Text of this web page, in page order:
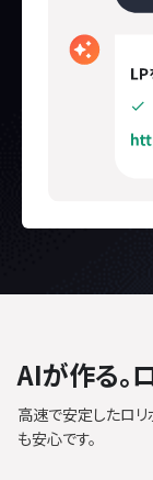
AIが作る。
高速で安定したロリ
も安心です。